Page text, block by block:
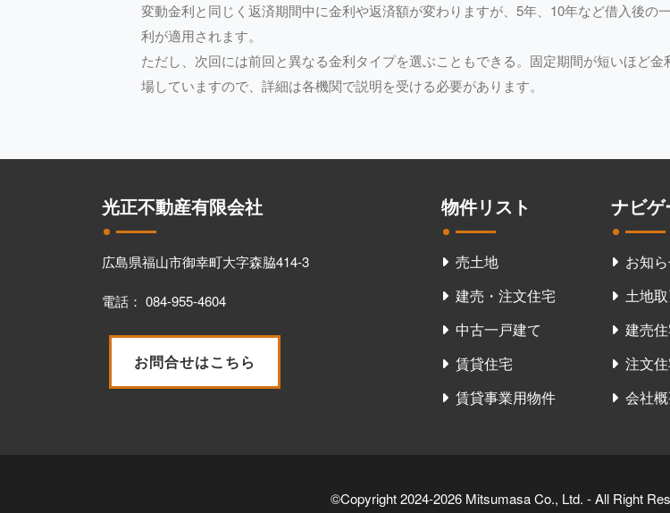
変動金利と同じく返済期間中に金利や返済額が変わりますが、5年、10年など借入後
利が適用されます。
ただし、次回には前回と異なる金利タイプを選ぶこともできる。固定期間が短いほど
場していますので、詳細は各機関で説明を受ける必要があります。
光正不動産有限会社
広島県福山市御幸町大字森脇414-3
電話： 084-955-4604
お問合せはこちら
物件リスト
売土地
建売・注文住宅
中古一戸建て
賃貸住宅
賃貸事業用物件
ナビゲ
お知
土地
建売
注文
会社
©Copyright 2024-2026 Mitsumasa Co., Ltd. - All Right